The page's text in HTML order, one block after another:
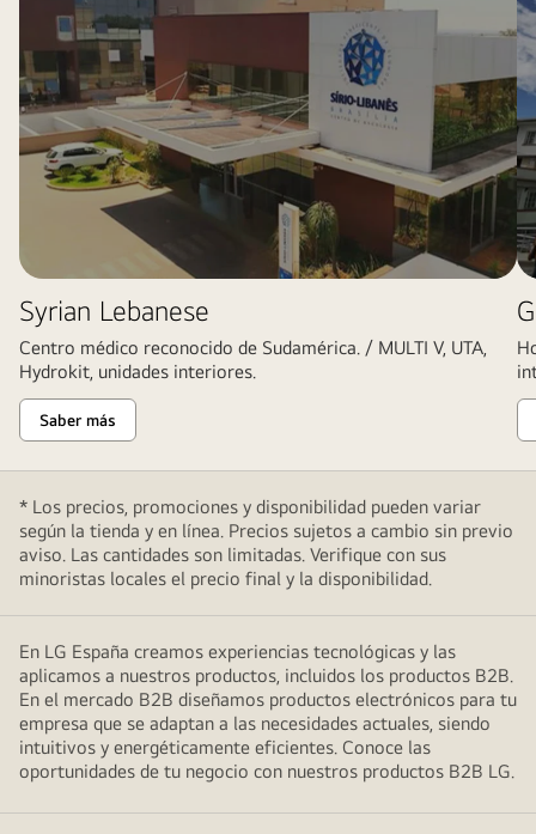
Syrian Lebanese
Centro médico reconocido de Sudamérica. / MULTI V, UTA,
Hydrokit, unidades interiores.
Saber más
* Los precios, promociones y disponibilidad pueden variar
según la tienda y en línea. Precios sujetos a cambio sin previo
aviso. Las cantidades son limitadas. Verifique con sus
minoristas locales el precio final y la disponibilidad.
En LG España creamos experiencias tecnológicas y las
aplicamos a nuestros productos, incluidos los productos B2B.
En el mercado B2B diseñamos productos electrónicos para tu
empresa que se adaptan a las necesidades actuales, siendo
intuitivos y energéticamente eficientes. Conoce las
oportunidades de tu negocio con nuestros productos B2B LG.